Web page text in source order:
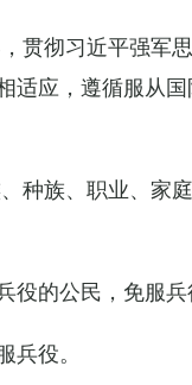
贯彻习近平强军
适应，遵循服从
种族、职业、家
的公民，免服兵
役。